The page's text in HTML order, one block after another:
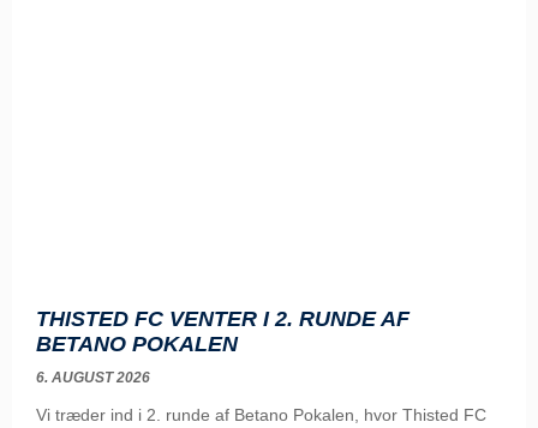
THISTED FC VENTER I 2. RUNDE AF
BETANO POKALEN
6. AUGUST 2026
Vi træder ind i 2. runde af Betano Pokalen, hvor Thisted FC